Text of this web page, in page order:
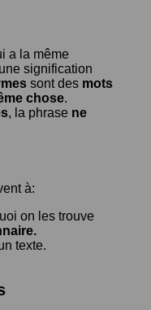
a la même
signification
sont des mots
chose.
, la phrase ne
à:
on les trouve
texte.